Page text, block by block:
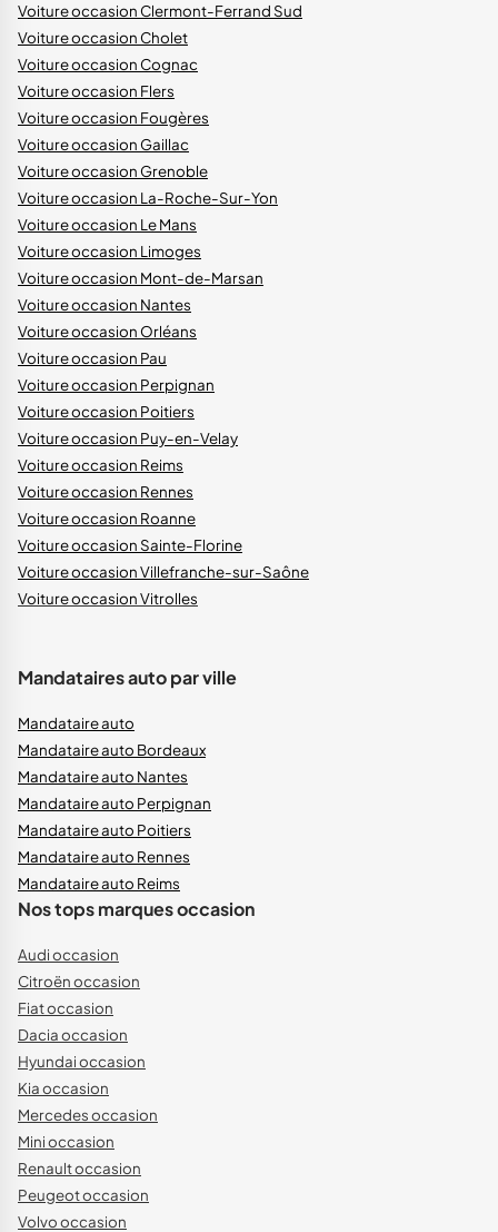
Voiture occasion Clermont-Ferrand Sud
Voiture occasion Cholet
Voiture occasion Cognac
Voiture occasion Flers
Voiture occasion Fougères
Voiture occasion Gaillac
Voiture occasion Grenoble
Voiture occasion La-Roche-Sur-Yon
Voiture occasion Le Mans
Voiture occasion Limoges
Voiture occasion Mont-de-Marsan
Voiture occasion Nantes
Voiture occasion Orléans
Voiture occasion Pau
Voiture occasion Perpignan
Voiture occasion Poitiers
Voiture occasion Puy-en-Velay
Voiture occasion Reims
Voiture occasion Rennes
Voiture occasion Roanne
Voiture occasion Sainte-Florine
Voiture occasion Villefranche-sur-Saône
Voiture occasion Vitrolles
Mandataires auto par ville
Mandataire auto
Mandataire auto Bordeaux
Mandataire auto Nantes
Mandataire auto Perpignan
Mandataire auto Poitiers
Mandataire auto Rennes
Mandataire auto Reims
Nos tops marques occasion
Audi occasion
Citroën occasion
Fiat occasion
Dacia occasion
Hyundai occasion
Kia occasion
Mercedes occasion
Mini occasion
Renault occasion
Peugeot occasion
Volvo occasion